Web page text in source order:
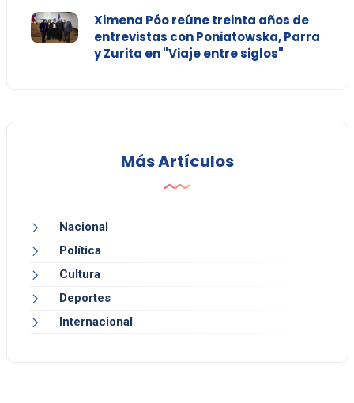
Ximena Póo reúne treinta años de
entrevistas con Poniatowska, Parra
y Zurita en "Viaje entre siglos"
Más Artículos
Nacional
Política
Cultura
Deportes
Internacional